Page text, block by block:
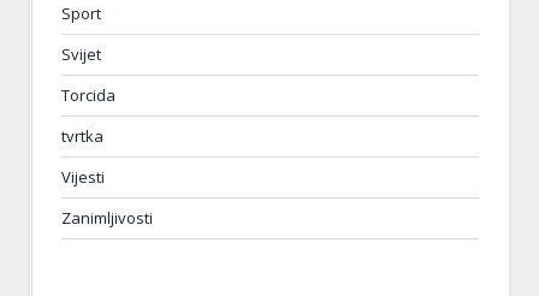
Sport
Svijet
Torcida
tvrtka
Vijesti
Zanimljivosti